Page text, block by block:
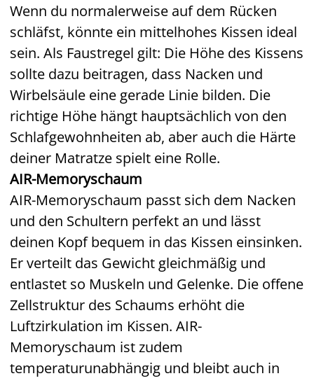
Wenn du normalerweise auf dem Rücken
schläfst, könnte ein mittelhohes Kissen ideal
sein. Als Faustregel gilt: Die Höhe des Kissens
sollte dazu beitragen, dass Nacken und
Wirbelsäule eine gerade Linie bilden. Die
richtige Höhe hängt hauptsächlich von den
Schlafgewohnheiten ab, aber auch die Härte
deiner Matratze spielt eine Rolle.
AIR-Memoryschaum
AIR-Memoryschaum passt sich dem Nacken
und den Schultern perfekt an und lässt
deinen Kopf bequem in das Kissen einsinken.
Er verteilt das Gewicht gleichmäßig und
entlastet so Muskeln und Gelenke. Die offene
Zellstruktur des Schaums erhöht die
Luftzirkulation im Kissen. AIR-
Memoryschaum ist zudem
temperaturunabhängig und bleibt auch in